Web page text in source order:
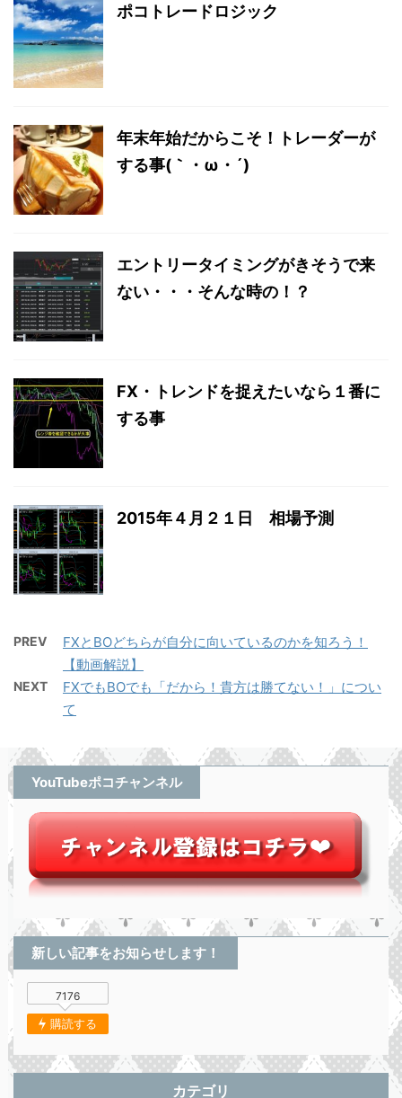
ポコトレードロジック
年末年始だからこそ！トレーダーが
する事(｀・ω・´)
エントリータイミングがきそうで来
ない・・・そんな時の！？
FX・トレンドを捉えたいなら１番に
する事
2015年４月２１日 相場予測
PREV
FXとBOどちらが自分に向いているのかを知ろう！
【動画解説】
NEXT
FXでもBOでも「だから！貴方は勝てない！」につい
て
YouTubeポコチャンネル
新しい記事をお知らせします！
7176
購読する
カテゴリ